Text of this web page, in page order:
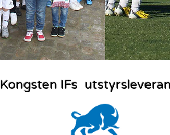
Kongsten IFs